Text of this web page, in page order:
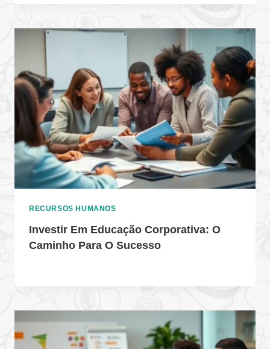
RECURSOS HUMANOS
Investir Em Educação Corporativa: O
Caminho Para O Sucesso